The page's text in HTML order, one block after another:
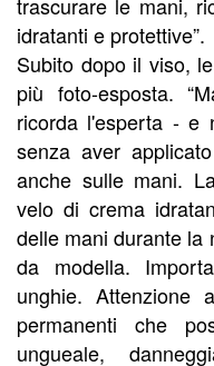
idratanti e protettive”.
Subito dopo il viso,
più foto-esposta.
ricorda l'esperta - e
senza aver
anche sulle mani.
velo di crema
delle mani durante la
da modella.
unghie. Attenzione
permanenti che
ungueale,